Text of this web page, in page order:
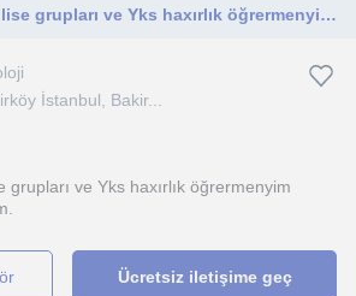
Biyoloji online ders lise grupları ve Yks haxırlık öğrermenyim Biyotik yayın yazarıyım
İstanbul, Bakir...
grupları ve Yks haxırlık öğrermenyim
Ücretsiz iletişime geç